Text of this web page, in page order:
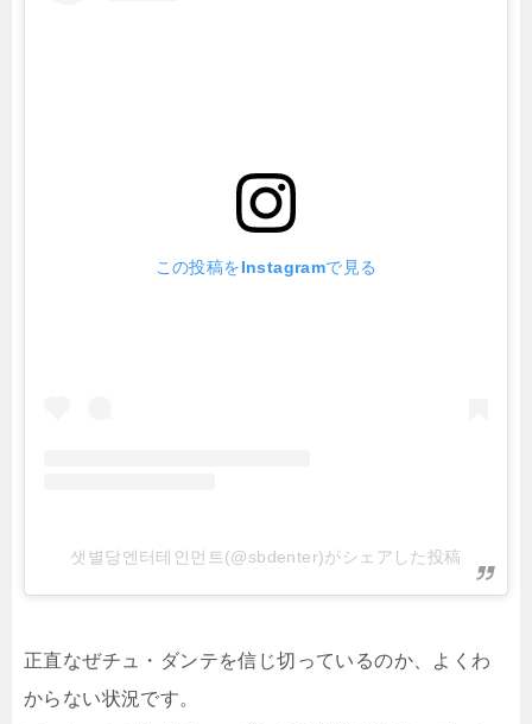
この投稿をInstagramで見る
샛별당엔터테인먼트(@sbdenter)がシェアした投稿
正直なぜチュ・ダンテを信じ切っているのか、よくわ
からない状況です。